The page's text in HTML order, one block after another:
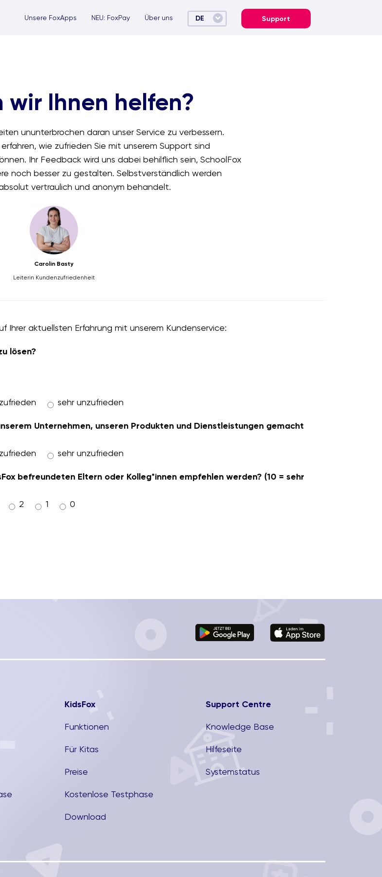
Unsere FoxApps NEU: FoxPay Über uns DE Support
wir Ihnen helfen?
ununterbrochen daran unser Service zu verbessern.
wie zufrieden Sie mit unserem Support sind
Ihr Feedback wird uns dabei behilflich sein, SchoolFox
noch besser zu gestalten. Selbstverständlich werden
vertraulich und anonym behandelt.
Carolin Basty
Leiterin Kundenzufriedenheit
aktuellsten Erfahrung mit unserem Kundenservice:
lösen?
sehr unzufrieden
Unternehmen, unseren Produkten und Dienstleistungen gemacht
sehr unzufrieden
befreundeten Eltern oder Kolleg*innen empfehlen werden? (10 = sehr
2 1 0
KidsFox
Funktionen
Für Kitas
Preise
Kostenlose Testphase
Download
Support Centre
Knowledge Base
Hilfeseite
Systemstatus